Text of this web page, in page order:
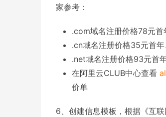
家参考：
.com域名注册价格78元
.cn域名注册价格35元首
.net域名注册价格93元首
在阿里云CLUB中心查看
价单
6、创建信息模板，根据《互